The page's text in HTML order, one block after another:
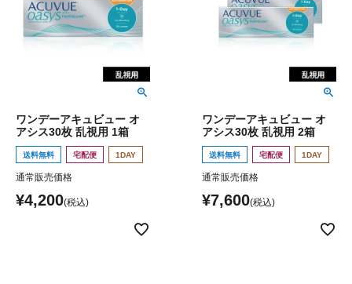
ワンデーアキュビュー オ
アシス30枚 乱視用 1箱
送料無料 宅配便 1DAY
通常販売価格
¥4,200
ワンデーアキュビュー オ
アシス30枚 乱視用 2箱
送料無料 宅配便 1DAY
通常販売価格
¥7,600